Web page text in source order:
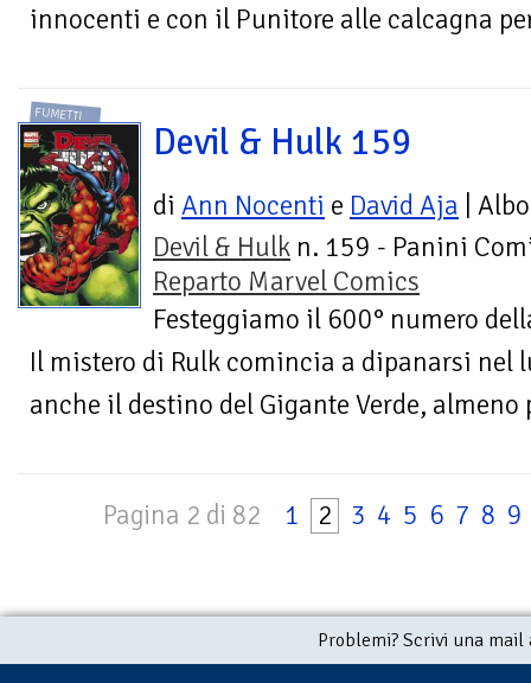
innocenti e con il Punitore alle calcagna
FUMETTI
Devil & Hulk 159
di Ann Nocenti e David Aja | Albo
Devil & Hulk n. 159 - Panini
Reparto Marvel Comics
Festeggiamo il 600° numero
Il mistero di Rulk comincia a dipanarsi nel
anche il destino del Gigante Verde,
Pagina 2 di 82 1 2 3 4 5 6 7 8 9
Problemi? Scrivi una